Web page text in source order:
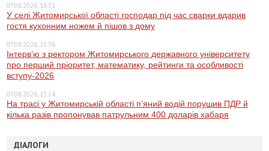
07.08.2026, 16:31
У селі Житомирської області господар під час сварки вдарив
гостя кухонним ножем й пішов з дому
07.08.2026, 15:36
Інтерв’ю з ректором Житомирського державного університету
про перший пріоритет, математику, рейтинги та особливості
вступу-2026
07.08.2026, 15:24
На трасі у Житомирській області п’яний водій порушив ПДР й
кілька разів пропонував патрульним 400 доларів хабаря
ДІАЛОГИ